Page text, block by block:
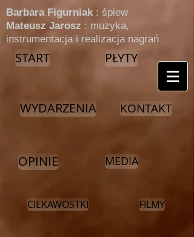
​Barbara Figurniak: śpiew
Mateusz Jarosz : muzyka,
instrumentacja i realizacja nagrań
START PŁYTY
WYDARZENIA KONTAKT
OPINIE MEDIA
CIEKAWOSTKI FILMY